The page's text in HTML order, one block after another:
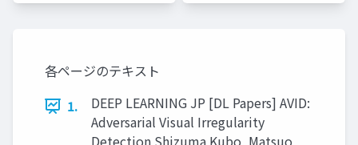
各ページのテキスト
1.
DEEP LEARNING JP [DL Papers] AVID:
Adversarial Visual Irregularity